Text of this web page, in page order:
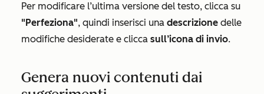
Per modificare l’ultima versione del testo, clicca su
"Perfeziona", quindi inserisci una descrizione delle
modifiche desiderate e clicca sull’icona di invio.
Genera nuovi contenuti dai